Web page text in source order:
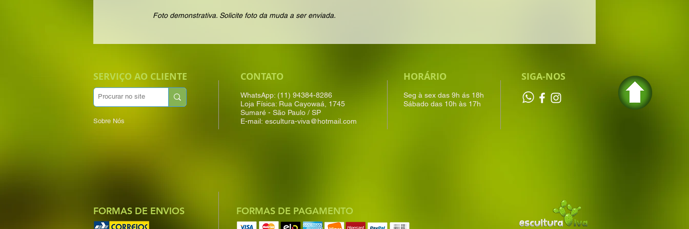
Foto demonstrativa. Solicite foto da muda a ser enviada.
SERVIÇO AO CLIENTE
Sobre Nós
CONTATO
WhatsApp: (11) 94384-8286
Loja Física: Rua Cayowaá, 1745
Sumaré - São Paulo / SP
E-mail: escultura-viva@hotmail.com
HORÁRIO
Seg à sex das 9h ás 18h
Sábado das 10h às 17h
SIGA-NOS
FORMAS DE ENVIOS FORMAS DE PAGAMENTO